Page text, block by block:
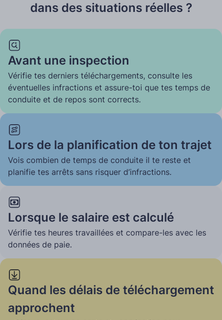
dans des situations réelles ?
Avant une inspection
Vérifie tes derniers téléchargements, consulte les
éventuelles infractions et assure-toi que tes temps de
conduite et de repos sont corrects.
Lors de la planification de ton trajet
Vois combien de temps de conduite il te reste et
planifie tes arrêts sans risquer d’infractions.
Lorsque le salaire est calculé
Vérifie tes heures travaillées et compare-les avec les
données de paie.
Quand les délais de téléchargement
approchent